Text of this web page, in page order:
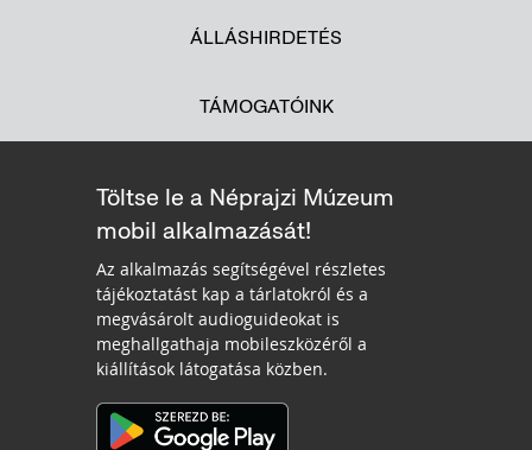
ÁLLÁSHIRDETÉS
TÁMOGATÓINK
Töltse le a Néprajzi Múzeum
mobil alkalmazását!
Az alkalmazás segítségével részletes
tájékoztatást kap a tárlatokról és a
megvásárolt audioguideokat is
meghallgathaja mobileszközéről a
kiállítások látogatása közben.